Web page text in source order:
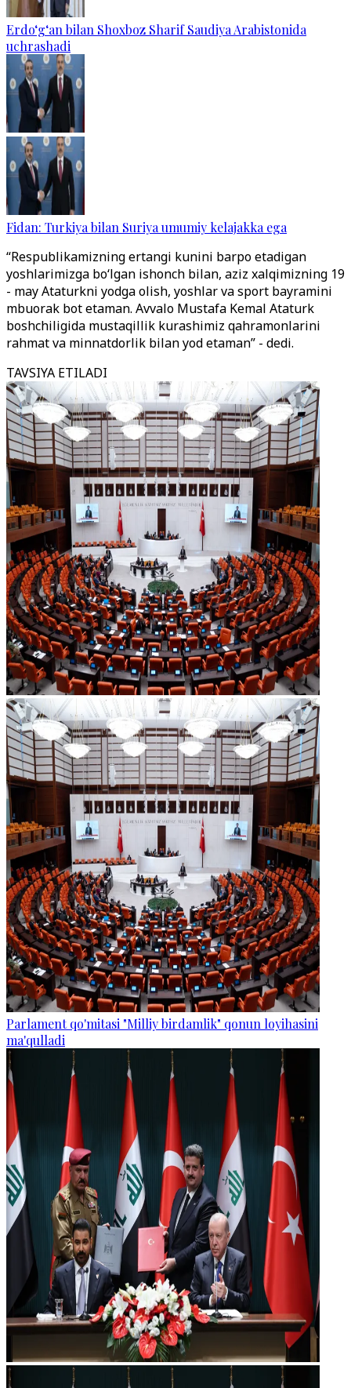
Erdo‘g‘an bilan Shoxboz Sharif Saudiya Arabistonida
uchrashadi
Fidan: Turkiya bilan Suriya umumiy kelajakka ega
“Respublikamizning ertangi kunini barpo etadigan
yoshlarimizga bo‘lgan ishonch bilan, aziz xalqimizning 19
- may Ataturkni yodga olish, yoshlar va sport bayramini
mbuorak bot etaman. Avvalo Mustafa Kemal Ataturk
boshchiligida mustaqillik kurashimiz qahramonlarini
rahmat va minnatdorlik bilan yod etaman” - dedi.
TAVSIYA ETILADI
Parlament qo'mitasi "Milliy birdamlik" qonun loyihasini
ma'qulladi